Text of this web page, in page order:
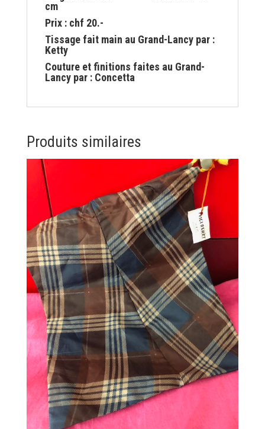
cm
Prix : chf 20.-
Tissage fait main au Grand-Lancy par :
Ketty
Couture et finitions faites au Grand-
Lancy par : Concetta
Produits similaires